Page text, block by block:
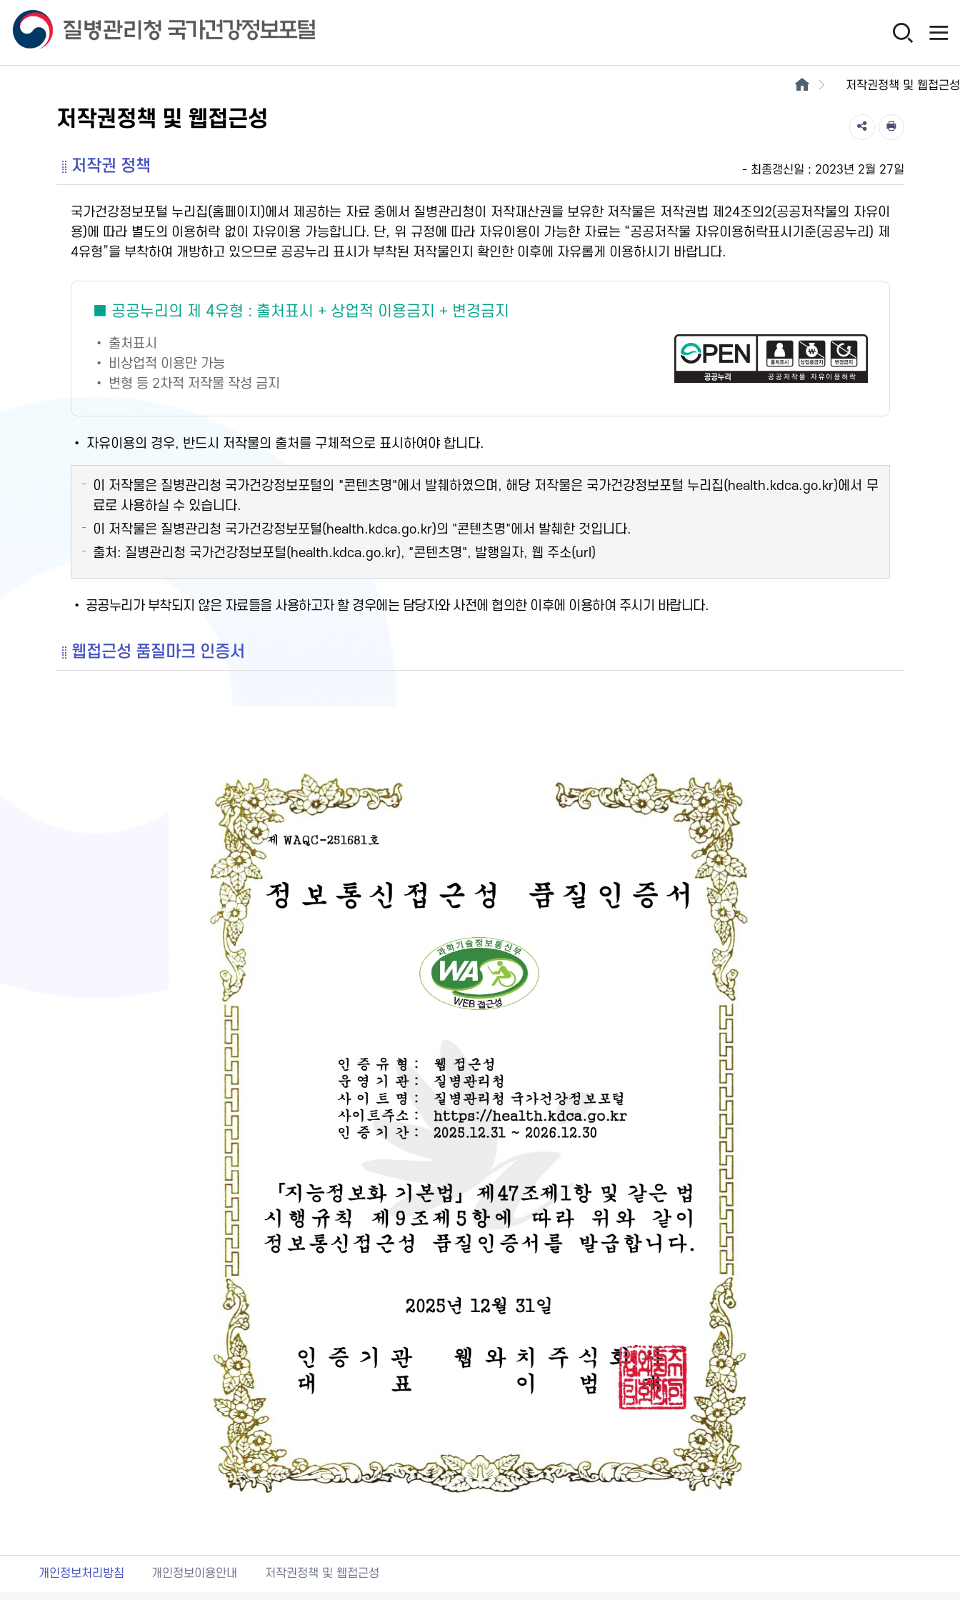
저작권정책 및 웹접근성
저작권정책 및 웹접근성
- 최종갱신일 : 2023년 2월 27일
저작권 정책
국가건강정보포털 누리집(홈페이지)에서 제공하는 자료 중에서 질병관리청이 저작재산권을 보유한 저작물은 저작권법 제24조의2(공공저작물의 자유이
용)에 따라 별도의 이용허락 없이 자유이용 가능합니다. 단, 위 규정에 따라 자유이용이 가능한 자료는 “공공저작물 자유이용허락표시기준(공공누리) 제
4유형”을 부착하여 개방하고 있으므로 공공누리 표시가 부착된 저작물인지 확인한 이후에 자유롭게 이용하시기 바랍니다.
■ 공공누리의 제 4유형 : 출처표시 + 상업적 이용금지 + 변경금지
• 출처표시
• 비상업적 이용만 가능
• 변형 등 2차적 저작물 작성 금지
• 자유이용의 경우, 반드시 저작물의 출처를 구체적으로 표시하여야 합니다.
이 저작물은 질병관리청 국가건강정보포털의 "콘텐츠명"에서 발췌하였으며, 해당 저작물은 국가건강정보포털 누리집(health.kdca.go.kr)에서 무
료로 사용하실 수 있습니다.
이 저작물은 질병관리청 국가건강정보포털(health.kdca.go.kr)의 "콘텐츠명"에서 발췌한 것입니다.
출처: 질병관리청 국가건강정보포털(health.kdca.go.kr), "콘텐츠명", 발행일자, 웹 주소(url)
• 공공누리가 부착되지 않은 자료들을 사용하고자 할 경우에는 담당자와 사전에 협의한 이후에 이용하여 주시기 바랍니다.
웹접근성 품질마크 인증서
개인정보처리방침 개인정보이용안내 저작권정책 및 웹접근성